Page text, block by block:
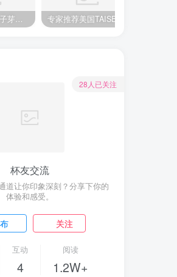
日本KUKI芽衣子芽衣姐姐飞机杯推荐名器倒模飞机杯测评视频
28人已关注
杯友交流
道让你印象深刻？分享下你的
体验和感受。
关注
互动
4
阅读
1.2W+